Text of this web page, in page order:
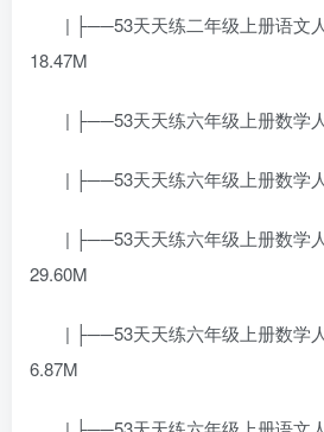
| ├──53天天练二年级上册语文
18.47M
| ├──53天天练六年级上册数学
| ├──53天天练六年级上册数学
| ├──53天天练六年级上册数学
29.60M
| ├──53天天练六年级上册数学
6.87M